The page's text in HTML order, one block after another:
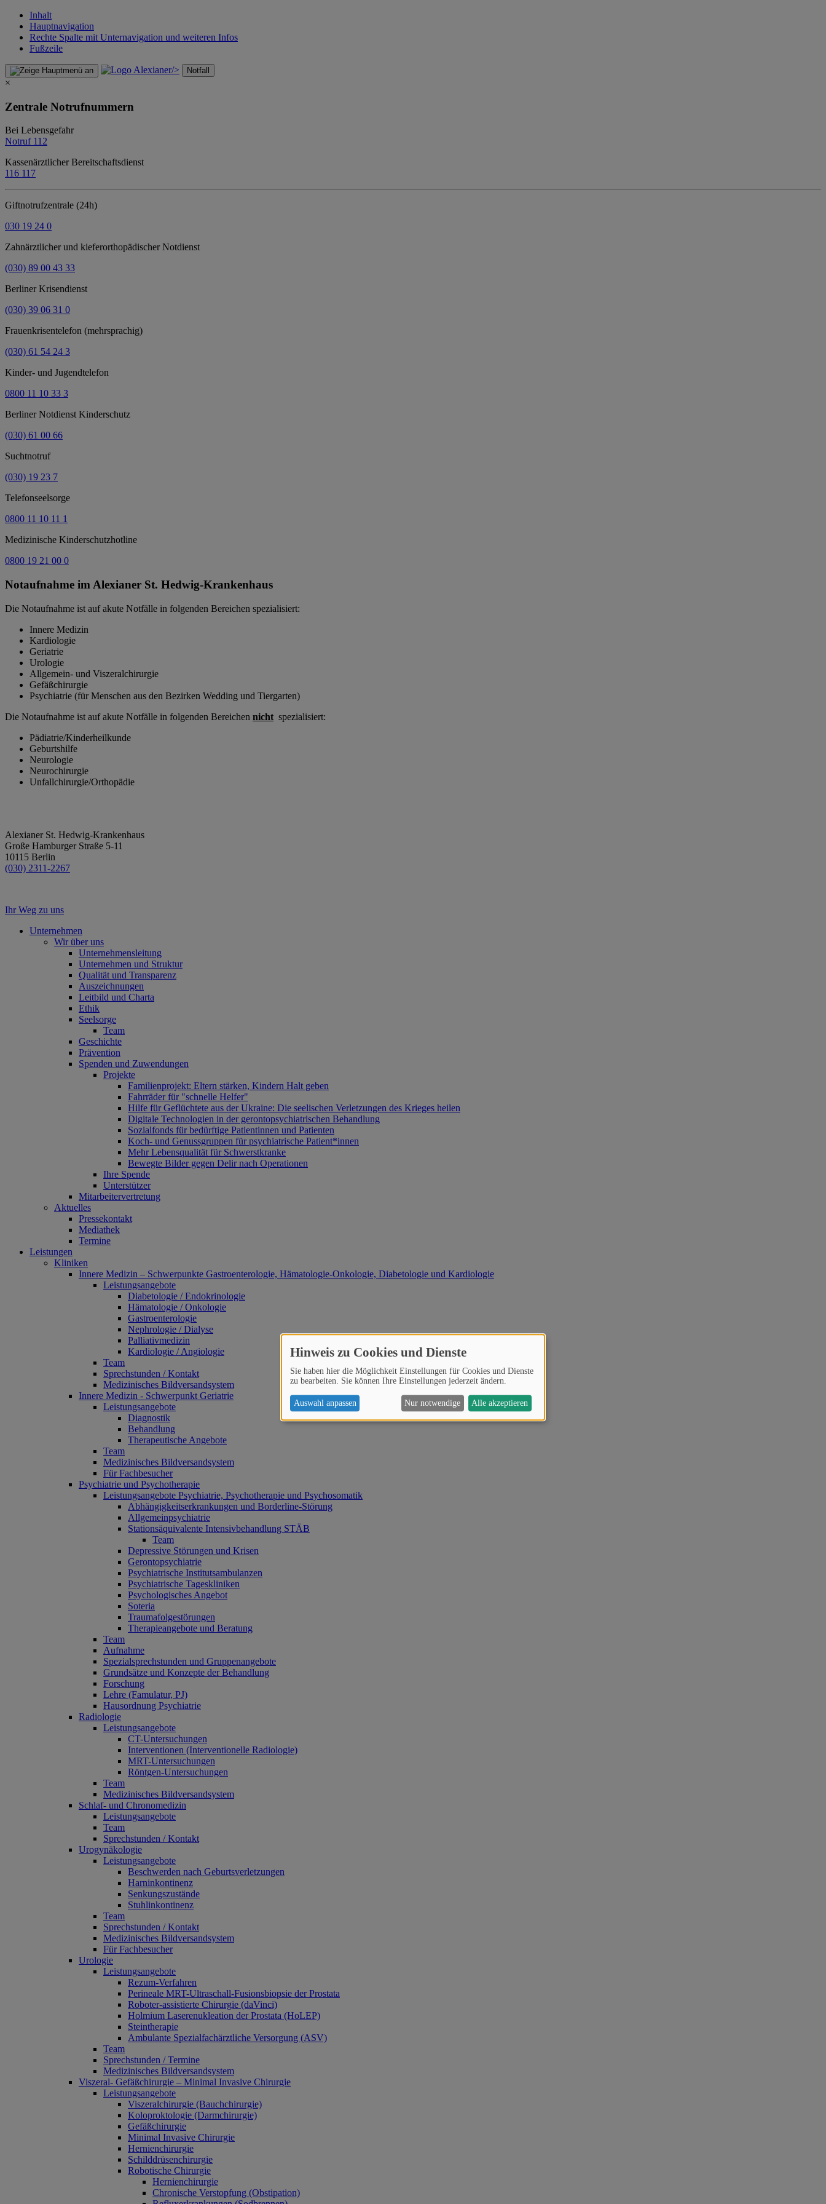
Inhalt
Hauptnavigation
Rechte Spalte mit Unternavigation und weiteren Infos
Fußzeile
/> Notfall
×
Zentrale Notrufnummern
Bei Lebensgefahr
Notruf 112
Kassenärztlicher Bereitschaftsdienst
116 117
Giftnotrufzentrale (24h)
030 19 24 0
Zahnärztlicher und kieferorthopädischer Notdienst
(030) 89 00 43 33
Berliner Krisendienst
(030) 39 06 31 0
Frauenkrisentelefon (mehrsprachig)
(030) 61 54 24 3
Kinder- und Jugendtelefon
0800 11 10 33 3
Berliner Notdienst Kinderschutz
(030) 61 00 66
Suchtnotruf
(030) 19 23 7
Telefonseelsorge
0800 11 10 11 1
Medizinische Kinderschutzhotline
0800 19 21 00 0
Notaufnahme im Alexianer St. Hedwig-Krankenhaus
Die Notaufnahme ist auf akute Notfälle in folgenden Bereichen spezialisiert:
Innere Medizin
Kardiologie
Geriatrie
Urologie
Allgemein- und Viszeralchirurgie
Gefäßchirurgie
Psychiatrie (für Menschen aus den Bezirken Wedding und Tiergarten)
Die Notaufnahme ist auf akute Notfälle in folgenden Bereichen nicht spezialisiert:
Pädiatrie/Kinderheilkunde
Geburtshilfe
Neurologie
Neurochirurgie
Unfallchirurgie/Orthopädie
Alexianer St. Hedwig-Krankenhaus
Große Hamburger Straße 5-11
10115 Berlin
(030) 2311-2267
Ihr Weg zu uns
Unternehmen
Wir über uns
Unternehmensleitung
Unternehmen und Struktur
Qualität und Transparenz
Auszeichnungen
Leitbild und Charta
Ethik
Seelsorge
Team
Geschichte
Prävention
Spenden und Zuwendungen
Projekte
Familienprojekt: Eltern stärken, Kindern Halt geben
Fahrräder für "schnelle Helfer"
Hilfe für Geflüchtete aus der Ukraine: Die seelischen Verletzungen des Krieges heilen
Digitale Technologien in der gerontopsychiatrischen Behandlung
Sozialfonds für bedürftige Patientinnen und Patienten
Koch- und Genussgruppen für psychiatrische Patient*innen
Mehr Lebensqualität für Schwerstkranke
Bewegte Bilder gegen Delir nach Operationen
Ihre Spende
Unterstützer
Mitarbeitervertretung
Aktuelles
Pressekontakt
Mediathek
Termine
Leistungen
Kliniken
Innere Medizin – Schwerpunkte Gastroenterologie, Hämatologie-Onkologie, Diabetologie und Kardiologie
Leistungsangebote
Diabetologie / Endokrinologie
Hämatologie / Onkologie
Gastroenterologie
Nephrologie / Dialyse
Palliativmedizin
Kardiologie / Angiologie
Team
Sprechstunden / Kontakt
Medizinisches Bildversandsystem
Innere Medizin - Schwerpunkt Geriatrie
Leistungsangebote
Diagnostik
Behandlung
Therapeutische Angebote
Team
Medizinisches Bildversandsystem
Für Fachbesucher
Psychiatrie und Psychotherapie
Leistungsangebote Psychiatrie, Psychotherapie und Psychosomatik
Abhängigkeitserkrankungen und Borderline-Störung
Allgemeinpsychiatrie
Stationsäquivalente Intensivbehandlung STÄB
Team
Depressive Störungen und Krisen
Gerontopsychiatrie
Psychiatrische Institutsambulanzen
Psychiatrische Tageskliniken
Psychologisches Angebot
Soteria
Traumafolgestörungen
Therapieangebote und Beratung
Team
Aufnahme
Spezialsprechstunden und Gruppenangebote
Grundsätze und Konzepte der Behandlung
Forschung
Lehre (Famulatur, PJ)
Hausordnung Psychiatrie
Radiologie
Leistungsangebote
CT-Untersuchungen
Interventionen (Interventionelle Radiologie)
MRT-Untersuchungen
Röntgen-Untersuchungen
Team
Medizinisches Bildversandsystem
Schlaf- und Chronomedizin
Leistungsangebote
Team
Sprechstunden / Kontakt
Urogynäkologie
Leistungsangebote
Beschwerden nach Geburtsverletzungen
Harninkontinenz
Senkungszustände
Stuhlinkontinenz
Team
Sprechstunden / Kontakt
Medizinisches Bildversandsystem
Für Fachbesucher
Urologie
Leistungsangebote
Rezum-Verfahren
Perineale MRT-Ultraschall-Fusionsbiopsie der Prostata
Roboter-assistierte Chirurgie (daVinci)
Holmium Laserenukleation der Prostata (HoLEP)
Steintherapie
Ambulante Spezialfachärztliche Versorgung (ASV)
Team
Sprechstunden / Termine
Medizinisches Bildversandsystem
Viszeral- Gefäßchirurgie – Minimal Invasive Chirurgie
Leistungsangebote
Viszeralchirurgie (Bauchchirurgie)
Koloproktologie (Darmchirurgie)
Gefäßchirurgie
Minimal Invasive Chirurgie
Hernienchirurgie
Schilddrüsenchirurgie
Robotische Chirurgie
Hernienchirurgie
Chronische Verstopfung (Obstipation)
Hinweis zu Cookies und Dienste
Sie haben hier die Möglichkeit Einstellungen für Cookies und Dienste
zu bearbeiten. Sie können Ihre Einstellungen jederzeit ändern.
Auswahl anpassen Nur notwendige Alle akzeptieren